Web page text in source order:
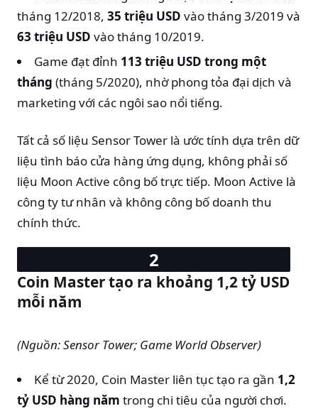
tháng 12/2018, 35 triệu USD vào tháng 3/2019 và
63 triệu USD vào tháng 10/2019.
Game đạt đỉnh 113 triệu USD trong một
tháng (tháng 5/2020), nhờ phong tỏa đại dịch và
marketing với các ngôi sao nổi tiếng.
Tất cả số liệu Sensor Tower là ước tính dựa trên dữ
liệu tình báo cửa hàng ứng dụng, không phải số
liệu Moon Active công bố trực tiếp. Moon Active là
công ty tư nhân và không công bố doanh thu
chính thức.
Coin Master tạo ra khoảng 1,2 tỷ USD
mỗi năm
(Nguồn: Sensor Tower; Game World Observer)
Kể từ 2020, Coin Master liên tục tạo ra gần 1,2
tỷ USD hàng năm trong chi tiêu của người chơi.